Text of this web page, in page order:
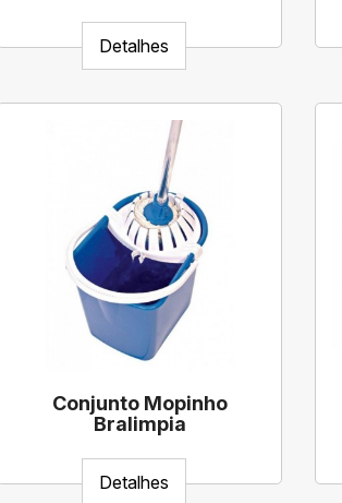
Detalhes
Conjunto Mopinho
Bralimpia
Detalhes